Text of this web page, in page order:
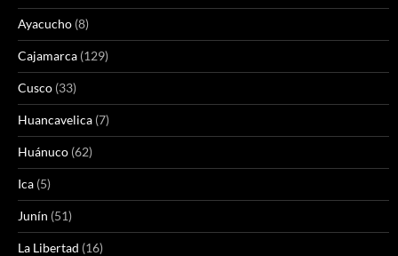
Ayacucho (8)
Cajamarca (129)
Cusco (33)
Huancavelica (7)
Huánuco (62)
Ica (5)
Junín (51)
La Libertad (16)